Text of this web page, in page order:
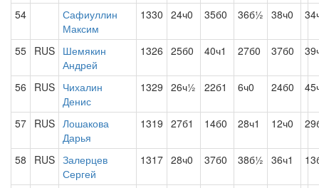
54
Сафиуллин
Максим
1330 24ч0 35б0 36б½ 38ч0
55 RUS Шемякин
Андрей
1326 25б0 40ч1 27б0 37б0
56 RUS Чихалин
Денис
1329 26ч½ 22б1 6ч0 24б0
57 RUS Лошакова
Дарья
1319 27б1 14б0 28ч1 12ч0
58 RUS Залерцев
Сергей
1317 28ч0 37б0 38б½ 36ч1